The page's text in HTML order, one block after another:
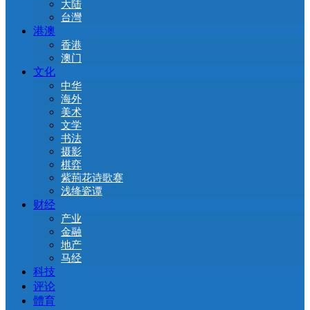
大陆
台灣
港澳
香港
澳门
文化
中华
海外
美术
文学
书法
摄影
棋弈
紫荊花诗歌赛
浅绛瓷谭
财经
产业
金融
地产
马经
科技
评论
體育